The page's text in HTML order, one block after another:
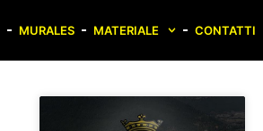
MURALES MATERIALE CONTATTI